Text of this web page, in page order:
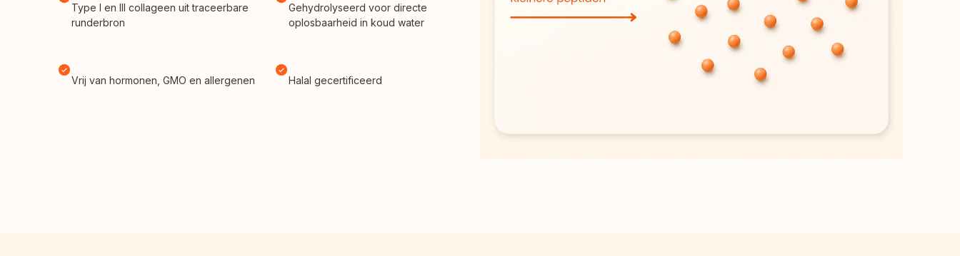
Type I en III collageen uit traceerbare
runderbron
Gehydrolyseerd voor directe
oplosbaarheid in koud water
Vrij van hormonen, GMO en allergenen Halal gecertificeerd